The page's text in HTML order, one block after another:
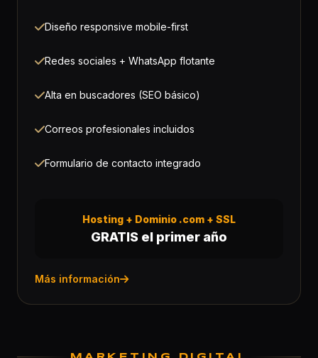
Diseño responsive mobile-first
Redes sociales + WhatsApp flotante
Alta en buscadores (SEO básico)
Correos profesionales incluidos
Formulario de contacto integrado
Hosting + Dominio .com + SSL
GRATIS el primer año
Más información